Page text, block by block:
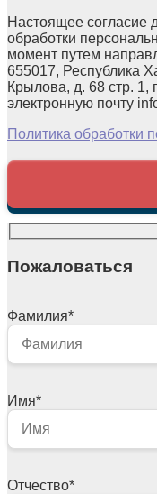
Настоящее согласие
обработки
момент путем
655017, Республика
Крылова, д. 68 стр.
электронную почту
Политика обработки
Пожаловаться
Фамилия*
Имя*
Отчество*